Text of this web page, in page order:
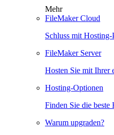
Mehr
FileMaker Cloud
Schluss mit Hosting-
FileMaker Server
Hosten Sie mit Ihrer
Hosting-Optionen
Finden Sie die beste
Warum upgraden?